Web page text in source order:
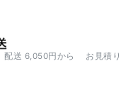
配送 6,050円から お見積